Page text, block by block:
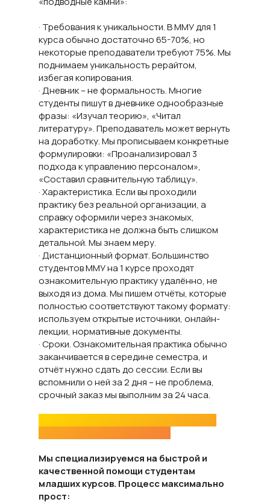
· Требования к уникальности. В ММУ для 1
курса обычно достаточно 65-70%, но
некоторые преподаватели требуют 75%. Мы
поднимаем уникальность рерайтом,
избегая копирования.
· Дневник – не формальность. Многие
студенты пишут в дневнике однообразные
фразы: «Изучал теорию», «Читал
литературу». Преподаватель может вернуть
на доработку. Мы прописываем конкретные
формулировки: «Проанализировал 3
подхода к управлению персоналом»,
«Составил сравнительную таблицу».
· Характеристика. Если вы проходили
практику без реальной организации, а
справку оформили через знакомых,
характеристика не должна быть слишком
детальной. Мы знаем меру.
· Дистанционный формат. Большинство
студентов ММУ на 1 курсе проходят
ознакомительную практику удалённо, не
выходя из дома. Мы пишем отчёты, которые
полностью соответствуют такому формату:
используем открытые источники, онлайн-
лекции, нормативные документы.
· Сроки. Ознакомительная практика обычно
заканчивается в середине семестра, и
отчёт нужно сдать до сессии. Если вы
вспомнили о ней за 2 дня – не проблема,
срочный заказ мы выполним за 24 часа.
Мы специализируемся на быстрой и
качественной помощи студентам
младших курсов. Процесс максимально
прост: